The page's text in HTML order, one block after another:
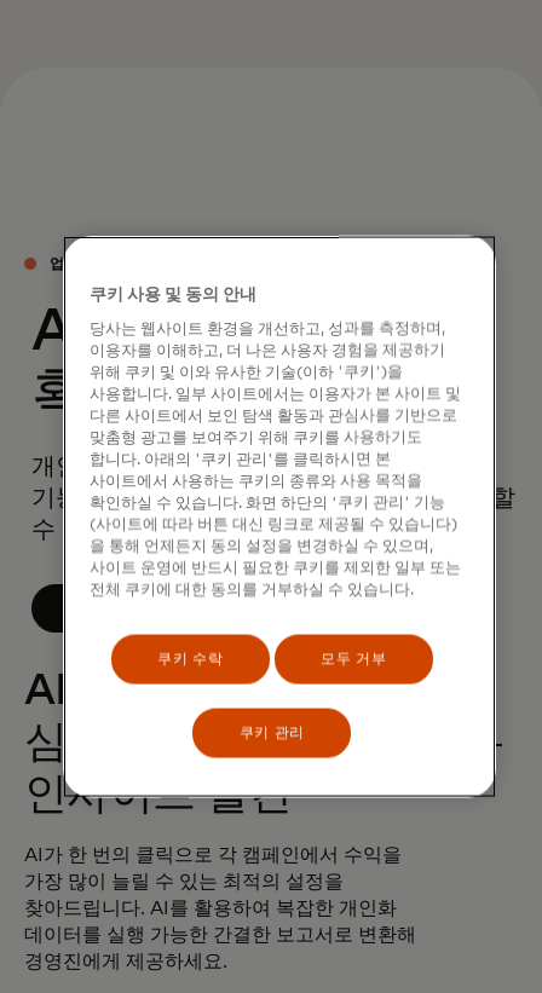
업계를 선도하는 AI
AI로 경쟁 우위
확보
개인화를 위해 특별히 설계된 선도적인 AI
기능으로 비즈니스의 조직이 영향력을 발휘할
수 있도록 지원합니다.
AI를 활용하여
심층적인 개인화
인사이트 발견
AI가 한 번의 클릭으로 각 캠페인에서 수익을
가장 많이 늘릴 수 있는 최적의 설정을
찾아드립니다. AI를 활용하여 복잡한 개인화
데이터를 실행 가능한 간결한 보고서로 변환해
경영진에게 제공하세요.
쿠키 사용 및 동의 안내
당사는 웹사이트 환경을 개선하고, 성과를 측정하며,
이용자를 이해하고, 더 나은 사용자 경험을 제공하기
위해 쿠키 및 이와 유사한 기술(이하 '쿠키')을
사용합니다. 일부 사이트에서는 이용자가 본 사이트 및
다른 사이트에서 보인 탐색 활동과 관심사를 기반으로
맞춤형 광고를 보여주기 위해 쿠키를 사용하기도
합니다. 아래의 '쿠키 관리'를 클릭하시면 본
사이트에서 사용하는 쿠키의 종류와 사용 목적을
확인하실 수 있습니다. 화면 하단의 '쿠키 관리' 기능
(사이트에 따라 버튼 대신 링크로 제공될 수 있습니다)
을 통해 언제든지 동의 설정을 변경하실 수 있으며,
사이트 운영에 반드시 필요한 쿠키를 제외한 일부 또는
전체 쿠키에 대한 동의를 거부하실 수 있습니다.
쿠키 수락 모두 거부
쿠키 관리